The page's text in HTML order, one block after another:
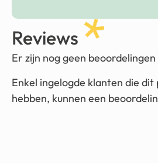
Reviews
Er zijn nog geen beoordelingen
Enkel ingelogde klanten die
hebben, kunnen een